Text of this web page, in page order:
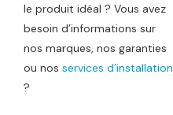
le produit idéal ? Vous avez
besoin d’informations sur
nos marques, nos garanties
ou nos services d’installation
?